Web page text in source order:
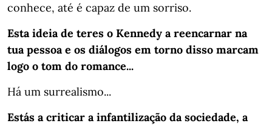
conhece, até é capaz de um sorriso.
Esta ideia de teres o Kennedy a reencarnar na
tua pessoa e os diálogos em torno disso marcam
logo o tom do romance...
Há um surrealismo...
Estás a criticar a infantilização da sociedade, a